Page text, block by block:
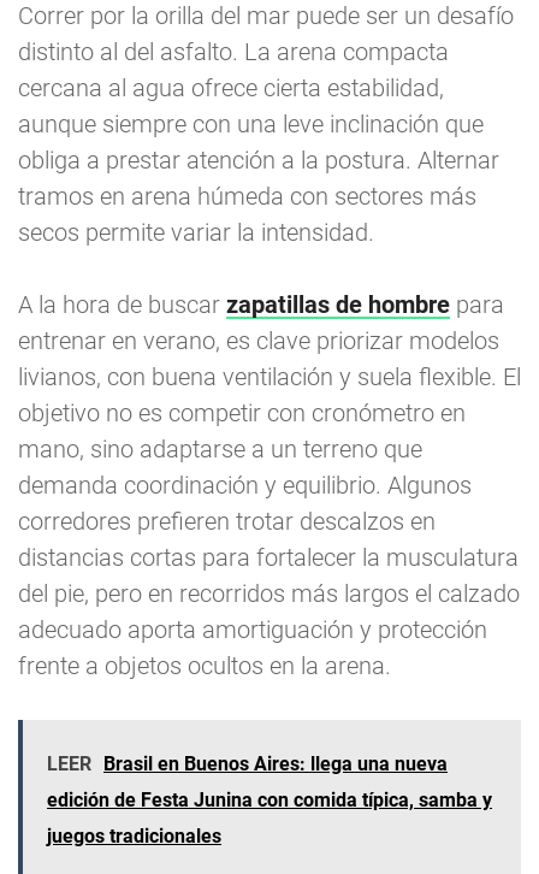
Correr por la orilla del mar puede ser un desafío
distinto al del asfalto. La arena compacta
cercana al agua ofrece cierta estabilidad,
aunque siempre con una leve inclinación que
obliga a prestar atención a la postura. Alternar
tramos en arena húmeda con sectores más
secos permite variar la intensidad.
A la hora de buscar zapatillas de hombre para
entrenar en verano, es clave priorizar modelos
livianos, con buena ventilación y suela flexible. El
objetivo no es competir con cronómetro en
mano, sino adaptarse a un terreno que
demanda coordinación y equilibrio. Algunos
corredores prefieren trotar descalzos en
distancias cortas para fortalecer la musculatura
del pie, pero en recorridos más largos el calzado
adecuado aporta amortiguación y protección
frente a objetos ocultos en la arena.
LEER
Brasil en Buenos Aires: llega una nueva
edición de Festa Junina con comida típica, samba y
juegos tradicionales